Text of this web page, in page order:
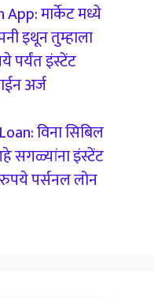
मार्केट मध्ये
इथून तुम्हाला
पर्यंत इंस्टेंट
अर्ज
विना सिबिल
सगळ्यांना इंस्टेंट
पर्सनल लोन